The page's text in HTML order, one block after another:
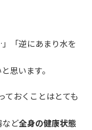
「逆にあまり水を
思います。
ておくことはとても
など全身の健康状態